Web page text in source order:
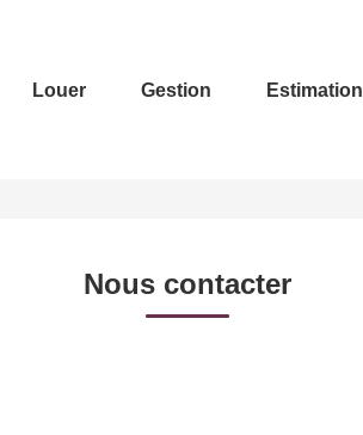
Louer Gestion Estimation
Nous contacter